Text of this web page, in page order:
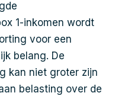
1-inkomen wordt
voor een
belang. De
kan niet groter zijn
belasting over de